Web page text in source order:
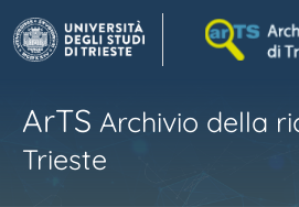
ArTS Archivio della
Trieste